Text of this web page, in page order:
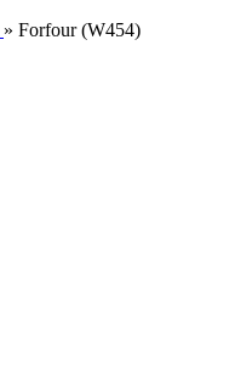
» Forfour (W454)